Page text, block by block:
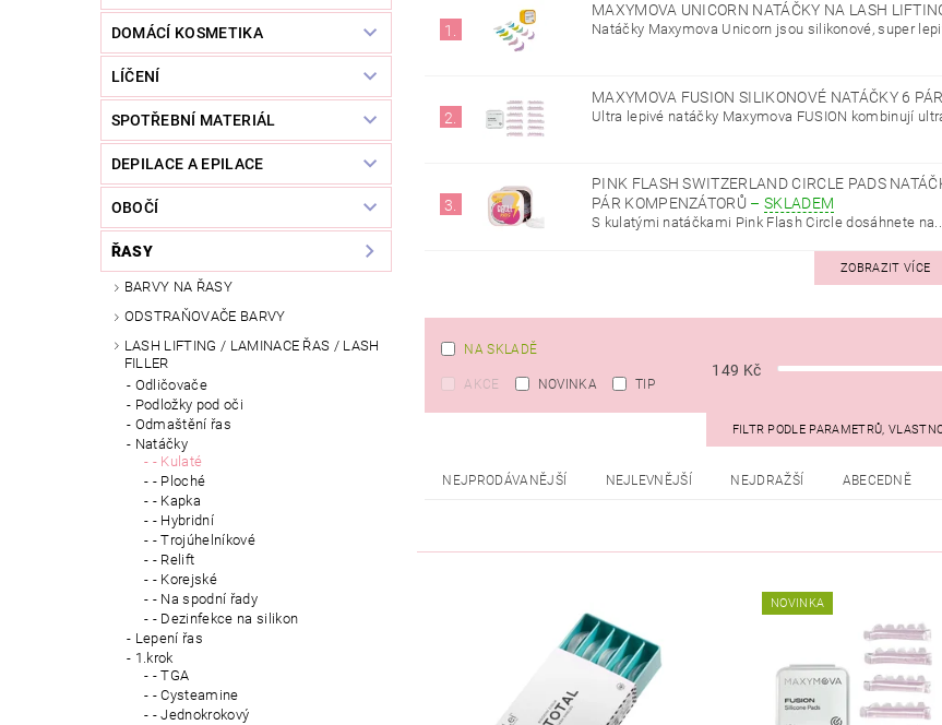
DOMÁCÍ KOSMETIKA
LÍČENÍ
SPOTŘEBNÍ MATERIÁL
DEPILACE A EPILACE
OBOČÍ
ŘASY
BARVY NA ŘASY
ODSTRAŇOVAČE BARVY
LASH LIFTING / LAMINACE ŘAS / LASH
FILLER
Odličovače
Podložky pod oči
Odmaštění řas
Natáčky
- Kulaté
- Ploché
- Kapka
- Hybridní
- Trojúhelníkové
- Relift
- Korejské
- Na spodní řady
- Dezinfekce na silikon
Lepení řas
1.krok
- TGA
- Cysteamine
- Jednokrokový
1.
MAXYMOVA UNICORN NATÁČKY NA LASH
Natáčky Maxymova Unicorn jsou silikonové, super
2.
MAXYMOVA FUSION SILIKONOVÉ NATÁČKY 6
Ultra lepivé natáčky Maxymova FUSION kombinují
3.
PINK FLASH SWITZERLAND CIRCLE PADS
PÁR KOMPENZÁTORŮ –SKLADEM
S kulatými natáčkami Pink Flash Circle dosáhnete
ZOBRAZIT VÍCE
NA SKLADĚ
AKCE NOVINKA TIP
149 Kč
FILTR PODLE PARAMETRŮ,
NEJPRODÁVANĚJŠÍ NEJLEVNĚJŠÍ NEJDRAŽŠÍ ABECEDNĚ
NOVINKA